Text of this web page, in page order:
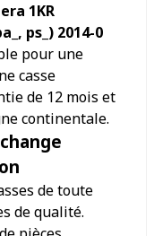
1KR
ps_) 2014-0
pour une
casse
de 12 mois et
continentale.
de toute
de qualité.